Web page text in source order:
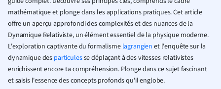
mathématique et plonge dans les applications pratiques. Cet article
offre un aperçu approfondi des complexités et des nuances de la
Dynamique Relativiste, un élément essentiel de la physique moderne.
L'exploration captivante du formalisme lagrangien et l'enquête sur la
dynamique des particulesse déplaçant à des vitesses relativistes
enrichissent encore ta compréhension. Plonge dans ce sujet fascinant
et saisis l'essence des concepts profonds qu'il englobe.